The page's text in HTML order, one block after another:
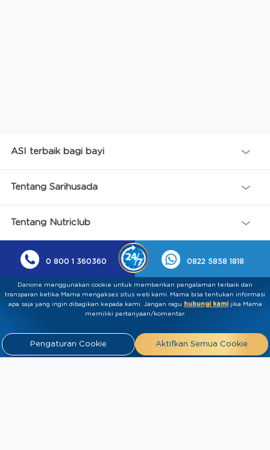
ASI terbaik bagi bayi
Tentang Sarihusada
Tentang Nutriclub
0 800 1 360360 0822 5858 1818
Kebijakan Privasi Syarat & Ketentuan
Press
Danone menggunakan cookie untuk memberikan pengalaman terbaik dan
transparan ketika Mama mengakses situs web kami. Mama bisa tentukan informasi
apa saja yang ingin dibagikan kepada kami.​ ​Jangan ragu hubungi kamijika Mama
memiliki pertanyaan/komentar.
Pengaturan Cookie Aktifkan Semua Cookie